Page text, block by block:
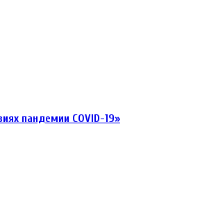
пандемии COVID-19»